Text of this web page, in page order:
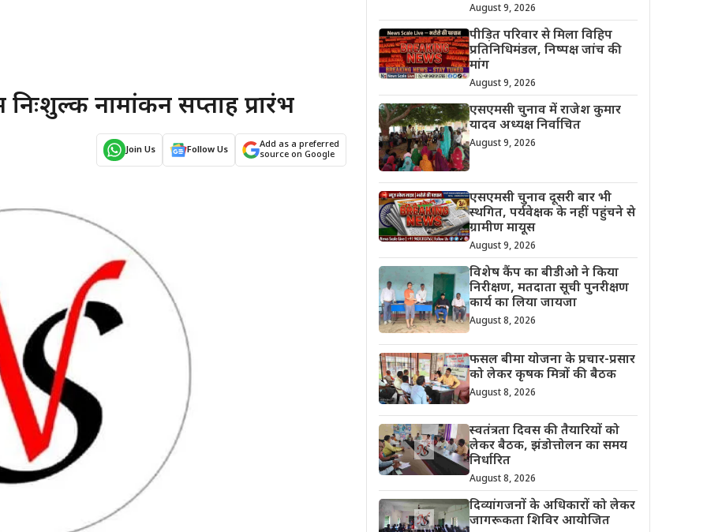
निःशुल्क नामांकन सप्ताह प्रारंभ
Join Us Follow Us
Add as a preferred
source on Google
August 9, 2026
पीड़ित परिवार से मिला विहिप
प्रतिनिधिमंडल, निष्पक्ष जांच की
मांग
August 9, 2026
एसएमसी चुनाव में राजेश कुमार
यादव अध्यक्ष निर्वाचित
August 9, 2026
एसएमसी चुनाव दूसरी बार भी
स्थगित, पर्यवेक्षक के नहीं पहुंचने से
ग्रामीण मायूस
August 9, 2026
विशेष कैंप का बीडीओ ने किया
निरीक्षण, मतदाता सूची पुनरीक्षण
कार्य का लिया जायजा
August 8, 2026
फसल बीमा योजना के प्रचार-प्रसार
को लेकर कृषक मित्रों की बैठक
August 8, 2026
स्वतंत्रता दिवस की तैयारियों को
लेकर बैठक, झंडोत्तोलन का समय
निर्धारित
August 8, 2026
दिव्यांगजनों के अधिकारों को लेकर
जागरूकता शिविर आयोजित